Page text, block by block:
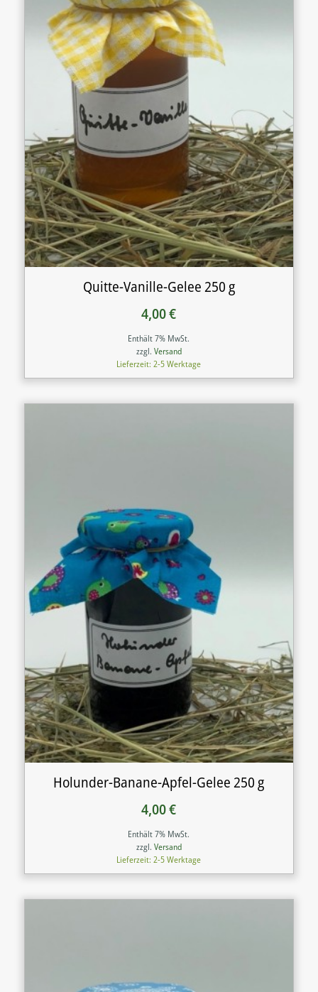
Quitte-Vanille-Gelee 250 g
4,00€
Enthält 7% MwSt.
zzgl. Versand
Lieferzeit: 2-5 Werktage
Holunder-Banane-Apfel-Gelee 250 g
4,00€
Enthält 7% MwSt.
zzgl. Versand
Lieferzeit: 2-5 Werktage